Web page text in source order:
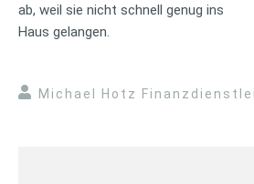
ab, weil sie nicht schnell genug ins
Haus gelangen.
Michael Hotz